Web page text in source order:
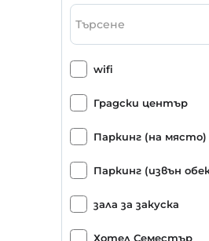
wifi
Градски център
Паркинг (на място)
Паркинг (извън
зала за закуска
Хотел Семестър